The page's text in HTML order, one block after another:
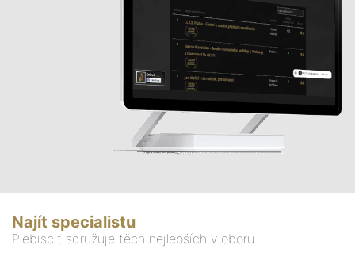
Najít specialistu
Plebiscit sdružuje těch nejlepších v oboru